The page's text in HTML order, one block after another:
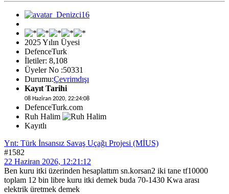
2025 Yılın Üyesi
DefenceTurk
İletiler: 8,108
Üyeler No :50331
Durumu:Çevrimdışı
Kayıt Tarihi
08 Haziran 2020, 22:24:08
DefenceTurk.com
Ruh Halim
Kayıtlı
Ynt: Türk İnsansız Savaş Uçağı Projesi (MİUS)
#1582
22 Haziran 2026, 12:21:12
Ben kuru itki üzerinden hesaplattım sn.korsan2 iki tane tf10000
toplam 12 bin libre kuru itki demek buda 70-1430 Kwa arası
elektrik üretmek demek